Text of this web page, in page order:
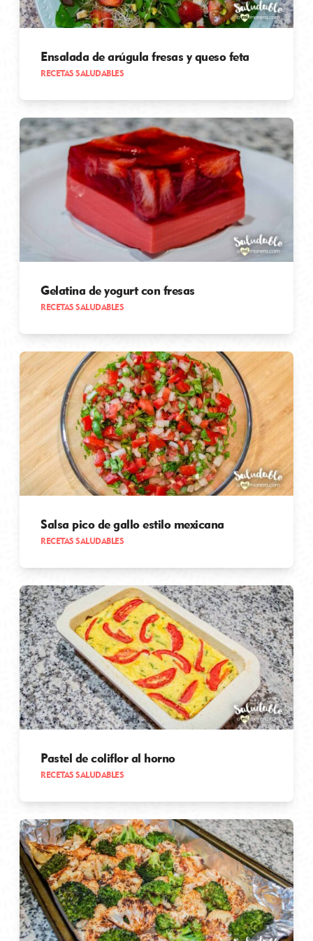
Ensalada de arúgula fresas y queso feta
RECETAS SALUDABLES
Gelatina de yogurt con fresas
RECETAS SALUDABLES
Salsa pico de gallo estilo mexicana
RECETAS SALUDABLES
Pastel de coliflor al horno
RECETAS SALUDABLES